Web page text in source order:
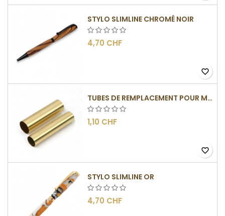
STYLO SLIMLINE CHROMÉ NOIR
4,70 CHF
favorite_border
TUBES DE REMPLACEMENT POUR MÉCANISME SLIMLINE
1,10 CHF
favorite_border
STYLO SLIMLINE OR
4,70 CHF